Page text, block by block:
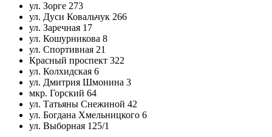
ул. Зорге 273
ул. Дуси Ковальчук 266
ул. Заречная 17
ул. Кошурникова 8
ул. Спортивная 21
Красный проспект 322
ул. Колхидская 6
ул. Дмитрия Шмонина 3
мкр. Горский 64
ул. Татьяны Снежиной 42
ул. Богдана Хмельницкого 6
ул. Выборная 125/1